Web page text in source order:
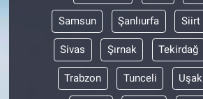
Samsun Şanlıurfa Siirt
Sivas Şırnak Tekirdağ
Trabzon Tunceli Uşak